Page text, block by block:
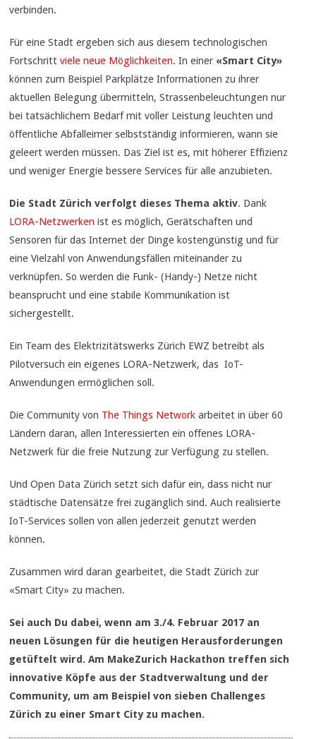
verbinden.
Für eine Stadt ergeben sich aus diesem technologischen
Fortschrittviele neue Möglichkeiten. In einer «Smart City»
können zum Beispiel Parkplätze Informationen zu ihrer
aktuellen Belegung übermitteln, Strassenbeleuchtungen nur
bei tatsächlichem Bedarf mit voller Leistung leuchten und
öffentliche Abfalleimer selbstständig informieren, wann sie
geleert werden müssen. Das Ziel ist es, mit höherer Effizienz
und weniger Energie bessere Services für alle anzubieten.
Die Stadt Zürich verfolgt dieses Thema aktiv. Dank
LORA-Netzwerken ist es möglich, Gerätschaften und
Sensoren für das Internet der Dinge kostengünstig und für
eine Vielzahl von Anwendungsfällen miteinander zu
verknüpfen. So werden die Funk- (Handy-) Netze nicht
beansprucht und eine stabile Kommunikation ist
sichergestellt.
Ein Team des Elektrizitätswerks Zürich EWZ betreibt als
Pilotversuch ein eigenes LORA-Netzwerk, das IoT-
Anwendungen ermöglichen soll.
Die Community von The Things Network arbeitet in über 60
Ländern daran, allen Interessierten ein offenes LORA-
Netzwerk für die freie Nutzung zur Verfügung zu stellen.
Und Open Data Zürich setzt sich dafür ein, dass nicht nur
städtische Datensätze frei zugänglich sind. Auch realisierte
IoT-Services sollen von allen jederzeit genutzt werden
können.
Zusammen wird daran gearbeitet, die Stadt Zürich zur
«Smart City» zu machen.
Sei auch Du dabei, wenn am 3./4. Februar 2017 an
neuen Lösungen für die heutigen Herausforderungen
getüftelt wird. Am MakeZurich Hackathon treffen sich
innovative Köpfe aus der Stadtverwaltung und der
Community, um am Beispiel von sieben Challenges
Zürich zu einer Smart City zu machen.